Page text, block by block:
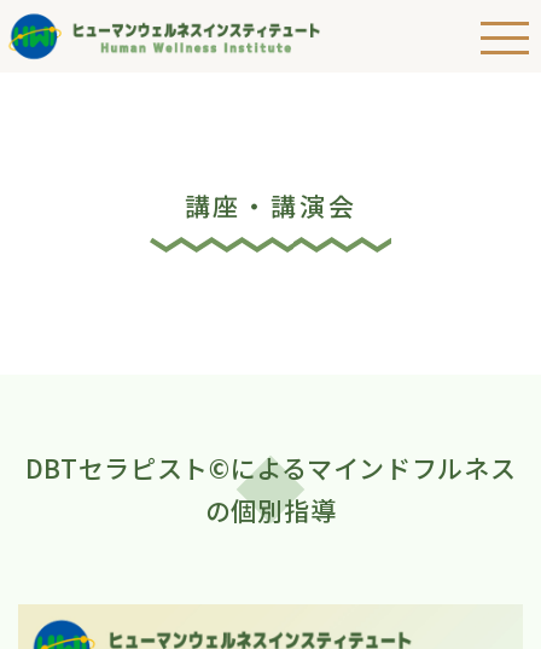
講座・講演会
DBTセラピスト©によるマインドフルネス
の個別指導